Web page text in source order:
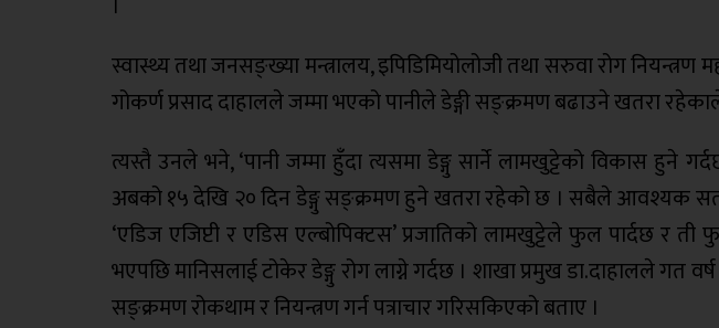
स्वास्थ्य तथा जनसङ्ख्या मन्त्रालय, इपिडिमियोलोजी तथा सरुवा रोग नियन्त्रण
गोकर्ण प्रसाद दाहालले जम्मा भएको पानीले डेङ्गी सङ्क्रमण बढाउने खतरा
त्यस्तै उनले भने, ‘पानी जम्मा हुँदा त्यसमा डेङ्गु सार्ने लामखुट्टेको विकास हुने
अबको १५ देखि २० दिन डेङ्गु सङ्क्रमण हुने खतरा रहेको छ । सबैले आवश्यक
‘एडिज एजिप्टी र एडिस एल्बोपिक्टस’ प्रजातिको लामखुट्टेले फुल पार्दछ र ती
भएपछि मानिसलाई टोकेर डेङ्गु रोग लाग्ने गर्दछ । शाखा प्रमुख डा.दाहालले गत
सङ्क्रमण रोकथाम र नियन्त्रण गर्न पत्राचार गरिसकिएको बताए ।